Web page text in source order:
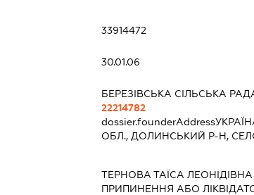
33914472
30.01.06
БЕРЕЗІВСЬКА СІЛЬСЬКА
22214782
dossier.founderAddress
ОБЛ., ДОЛИНСЬКИЙ Р-Н,
ТЕРНОВА ТАЇСА ЛЕОНІДІВНА
ПРИПИНЕННЯ АБО